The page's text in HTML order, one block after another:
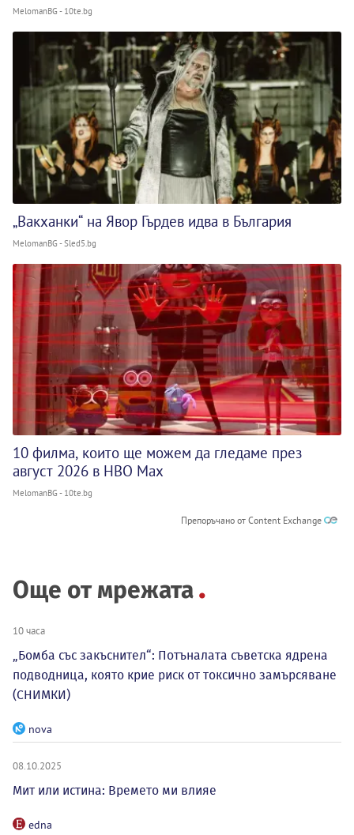
MelomanBG - 10te.bg
„Вакханки“ на Явор Гърдев идва в България
MelomanBG - Sled5.bg
10 филма, които ще можем да гледаме през
август 2026 в HBO Max
MelomanBG - 10te.bg
Препоръчано от Content Exchange
Още от мрежата
10 часа
„Бомба със закъснител“: Потъналата съветска ядрена
подводница, която крие риск от токсично замърсяване
(СНИМКИ)
nova
08.10.2025
Мит или истина: Времето ми влияе
edna